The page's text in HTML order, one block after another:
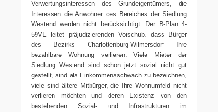
Verwertungsinteressen des Grundeigentümers, die
Interessen die Anwohner des Bereiches der Siedlung
Westend werden nicht berücksichtigt. Der B-Plan 4-
59VE leitet präjudizierenden Vorschub, dass Bürger
des Bezirks Charlottenburg-Wilmersdorf Ihre
bezahlbare Wohnung verlieren. Viele Mieter der
Siedlung Westend sind schon jetzt sozial nicht gut
gestellt, sind als Einkommensschwach zu bezeichnen,
viele sind ältere Mitbürger, die Ihre Wohnumfeld nicht
verlieren möchten und deren Existenz von den
bestehenden Sozial- und Infrastrukturen im